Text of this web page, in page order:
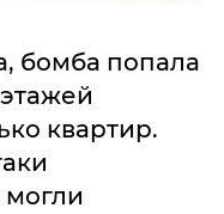
бомба попала
квартир.